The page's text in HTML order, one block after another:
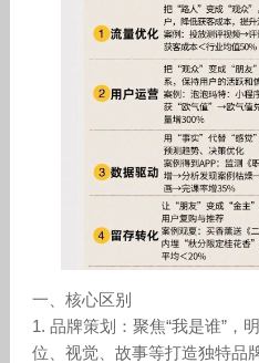
一、核心区别
1. 品牌策划：聚焦“我是谁”，
位、视觉、故事等打造独特品